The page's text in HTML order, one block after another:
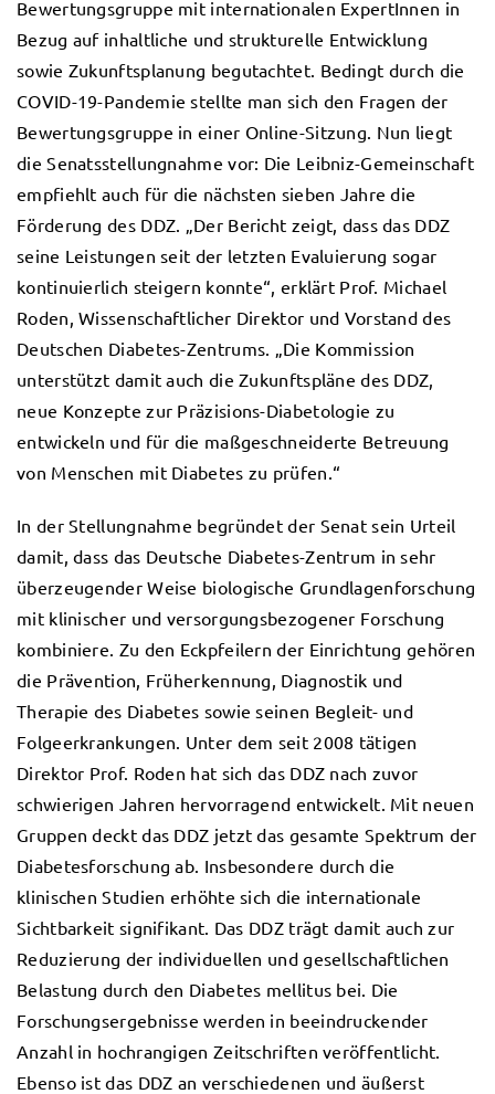
Bewertungsgruppe mit internationalen ExpertInnen in
Bezug auf inhaltliche und strukturelle Entwicklung
sowie Zukunftsplanung begutachtet. Bedingt durch die
COVID-19-Pandemie stellte man sich den Fragen der
Bewertungsgruppe in einer Online-Sitzung. Nun liegt
die Senatsstellungnahme vor: Die Leibniz-Gemeinschaft
empfiehlt auch für die nächsten sieben Jahre die
Förderung des DDZ. „Der Bericht zeigt, dass das DDZ
seine Leistungen seit der letzten Evaluierung sogar
kontinuierlich steigern konnte“, erklärt Prof. Michael
Roden, Wissenschaftlicher Direktor und Vorstand des
Deutschen Diabetes-Zentrums. „Die Kommission
unterstützt damit auch die Zukunftspläne des DDZ,
neue Konzepte zur Präzisions-Diabetologie zu
entwickeln und für die maßgeschneiderte Betreuung
von Menschen mit Diabetes zu prüfen.“
In der Stellungnahme begründet der Senat sein Urteil
damit, dass das Deutsche Diabetes-Zentrum in sehr
überzeugender Weise biologische Grundlagenforschung
mit klinischer und versorgungsbezogener Forschung
kombiniere. Zu den Eckpfeilern der Einrichtung gehören
die Prävention, Früherkennung, Diagnostik und
Therapie des Diabetes sowie seinen Begleit- und
Folgeerkrankungen. Unter dem seit 2008 tätigen
Direktor Prof. Roden hat sich das DDZ nach zuvor
schwierigen Jahren hervorragend entwickelt. Mit neuen
Gruppen deckt das DDZ jetzt das gesamte Spektrum der
Diabetesforschung ab. Insbesondere durch die
klinischen Studien erhöhte sich die internationale
Sichtbarkeit signifikant. Das DDZ trägt damit auch zur
Reduzierung der individuellen und gesellschaftlichen
Belastung durch den Diabetes mellitus bei. Die
Forschungsergebnisse werden in beeindruckender
Anzahl in hochrangigen Zeitschriften veröffentlicht.
Ebenso ist das DDZ an verschiedenen und äußerst